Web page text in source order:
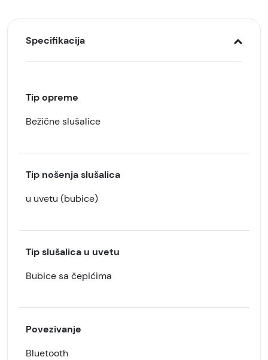
Specifikacija
Tip opreme
Bežične slušalice
Tip nošenja slušalica
u uvetu (bubice)
Tip slušalica u uvetu
Bubice sa čepićima
Povezivanje
Bluetooth